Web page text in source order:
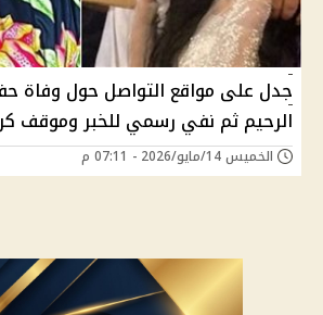
جدل على مواقع التواصل حول وفاة
الرحيم ثم نفي رسمي للخبر وموقف
الخميس 14/مايو/2026 - 07:11 م